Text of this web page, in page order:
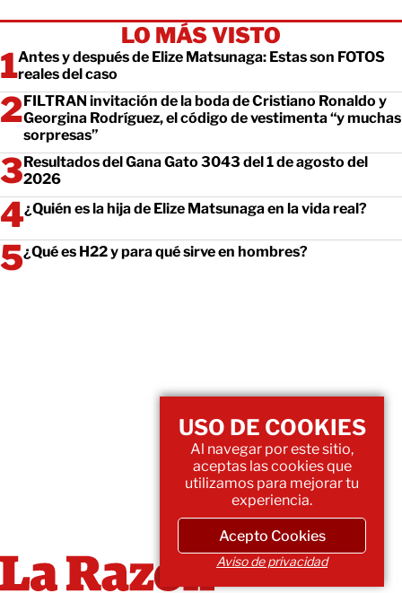
LO MÁS VISTO
Antes y después de Elize Matsunaga: Estas son FOTOS
reales del caso
FILTRAN invitación de la boda de Cristiano Ronaldo y
Georgina Rodríguez, el código de vestimenta “y muchas
sorpresas”
Resultados del Gana Gato 3043 del 1 de agosto del
2026
¿Quién es la hija de Elize Matsunaga en la vida real?
¿Qué es H22 y para qué sirve en hombres?
USO DE COOKIES
Al navegar por este sitio,
aceptas las cookies que
utilizamos para mejorar tu
experiencia.
Acepto Cookies
Aviso de privacidad